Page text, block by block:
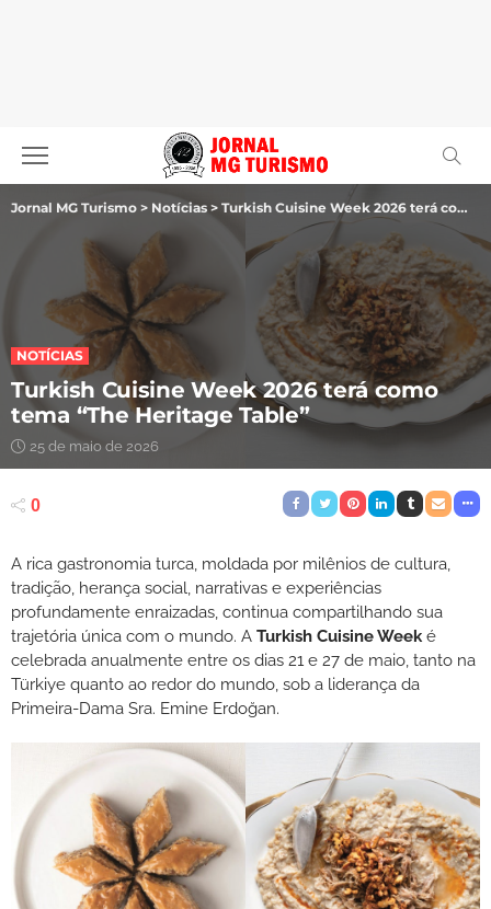
Jornal MG Turismo > Notícias > Turkish Cuisine Week 2026 terá como tema “The Heritage Table”
NOTÍCIAS
Turkish Cuisine Week 2026 terá como
tema “The Heritage Table”
25 de maio de 2026
0
A rica gastronomia turca, moldada por milênios de cultura,
tradição, herança social, narrativas e experiências
profundamente enraizadas, continua compartilhando sua
trajetória única com o mundo. A Turkish Cuisine Weeké
celebrada anualmente entre os dias 21 e 27 de maio, tanto na
Türkiye quanto ao redor do mundo, sob a liderança da
Primeira-Dama Sra. Emine Erdoğan.